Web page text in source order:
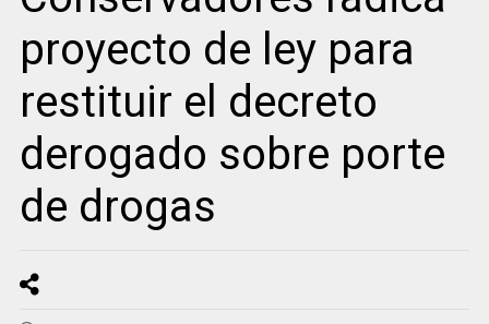
proyecto de ley para
restituir el decreto
derogado sobre porte
de drogas